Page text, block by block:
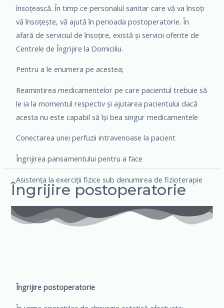
însoțească. În timp ce personalul sanitar care vă va însoți
vă însoțește, vă ajută în perioada postoperatorie. În
afară de serviciul de însoțire, există și servicii oferite de
Centrele de Îngrijire la Domiciliu.
Pentru a le enumera pe acestea;
Reamintirea medicamentelor pe care pacientul trebuie să
le ia la momentul respectiv și ajutarea pacientului dacă
acesta nu este capabil să își bea singur medicamentele
Conectarea unei perfuzii intravenoase la pacient
Îngrijirea pansamentului pentru a face
Asistența la exerciții fizice sub denumirea de fizioterapie
Îngrijire postoperatorie
Îngrijire postoperatorie